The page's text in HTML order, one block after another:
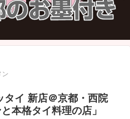
ン
タイ 新店＠京都・西院
本格タイ料理の店」